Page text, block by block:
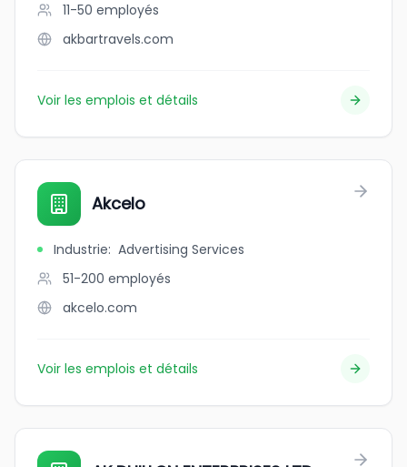
11-50 employés
akbartravels.com
Voir les emplois et détails
Akcelo
Industrie: Advertising Services
51-200 employés
akcelo.com
Voir les emplois et détails